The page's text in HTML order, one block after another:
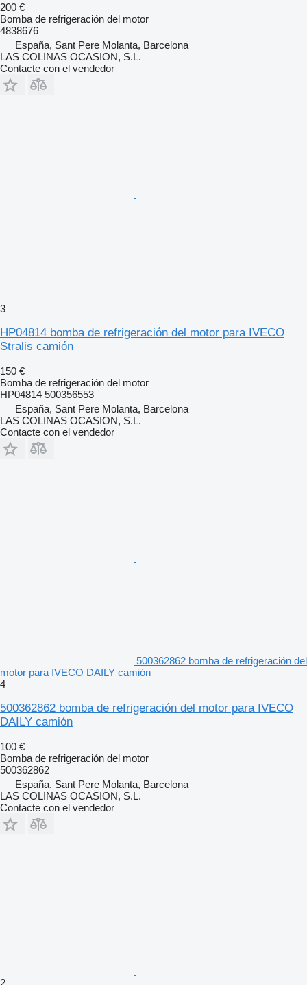
200 €
Bomba de refrigeración del motor
4838676
España, Sant Pere Molanta, Barcelona
LAS COLINAS OCASION, S.L.
Contacte con el vendedor
3
HP04814 bomba de refrigeración del motor para IVECO
Stralis camión
150 €
Bomba de refrigeración del motor
HP04814 500356553
España, Sant Pere Molanta, Barcelona
LAS COLINAS OCASION, S.L.
Contacte con el vendedor
500362862 bomba de refrigeración del
motor para IVECO DAILY camión
4
500362862 bomba de refrigeración del motor para IVECO
DAILY camión
100 €
Bomba de refrigeración del motor
500362862
España, Sant Pere Molanta, Barcelona
LAS COLINAS OCASION, S.L.
Contacte con el vendedor
2